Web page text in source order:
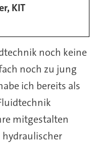
KIT
noch keine
noch zu jung
ich bereits als
mitgestalten
hydraulischer